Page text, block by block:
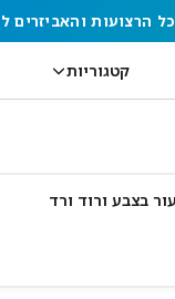
קטגוריות
בצבע ורוד ורד